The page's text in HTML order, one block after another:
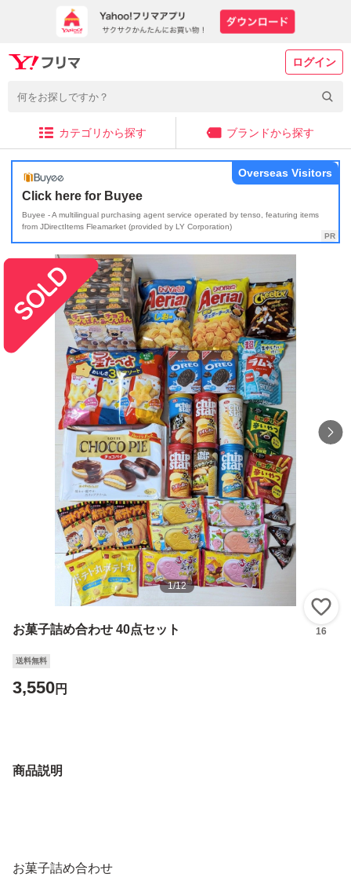
ログイン
カテゴリから探す ブランドから探す
Click here for Buyee
Buyee - A multilingual purchasing agent service operated by tenso, featuring items
from JDirectItems Fleamarket (provided by LY Corporation)
Overseas Visitors
1/12
お菓子詰め合わせ 40点セット 16
送料無料
3,550円
商品説明
お菓子詰め合わせ